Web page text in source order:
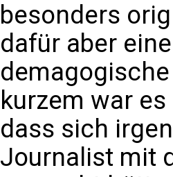
besonders
dafür aber
kurzem war
dass sich
Journalist mit